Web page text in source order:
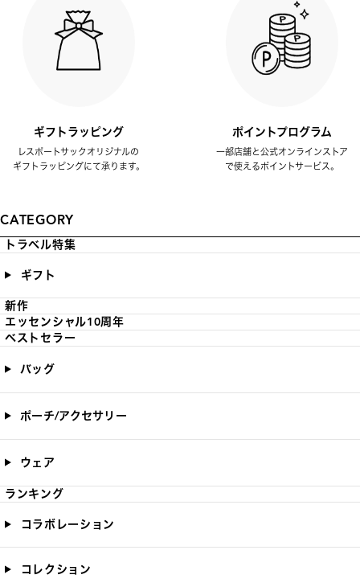
ギフトラッピング
レスポートサックオリジナルの
ギフトラッピングにて承ります。
ポイントプログラム
一部店舗と公式オンラインストア
で使えるポイントサービス。
CATEGORY
トラベル特集
ギフト
新作
エッセンシャル10周年
ベストセラー
バッグ
ポーチ/アクセサリー
ウェア
ランキング
コラボレーション
コレクション